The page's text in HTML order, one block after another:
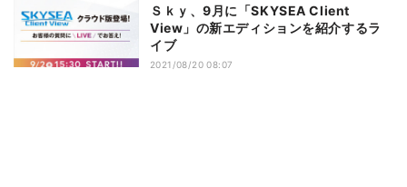
Ｓｋｙ、9月に「SKYSEA Client
View」の新エディションを紹介するラ
イブ
2021/08/20 08:07